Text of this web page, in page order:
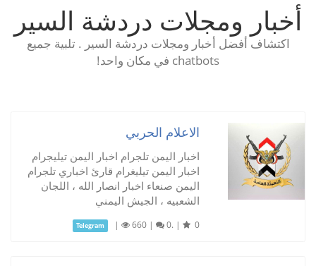
أخبار ومجلات دردشة السير
اكتشاف أفضل أخبار ومجلات دردشة السير . تلبية جميع
chatbots في مكان واحد!
الاعلام الحربي
اخبار اليمن تلجرام اخبار اليمن تيليجرام
اخبار اليمن تيليغرام قارئ اخباري تلجرام
اليمن صنعاء اخبار انصار الله ، اللجان
الشعبيه ، الجيش اليمني
Telegram | 660 | 0. | 0